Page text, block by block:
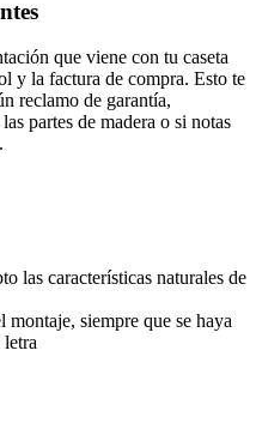
que viene con tu caseta
la factura de compra. Esto te
reclamo de garantía,
partes de madera o si notas
las características naturales de
montaje, siempre que se haya